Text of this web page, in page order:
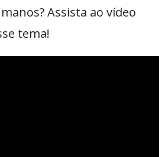
Assista ao vídeo
tema!